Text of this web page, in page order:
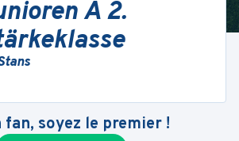
A 2.
fan, soyez le premier !